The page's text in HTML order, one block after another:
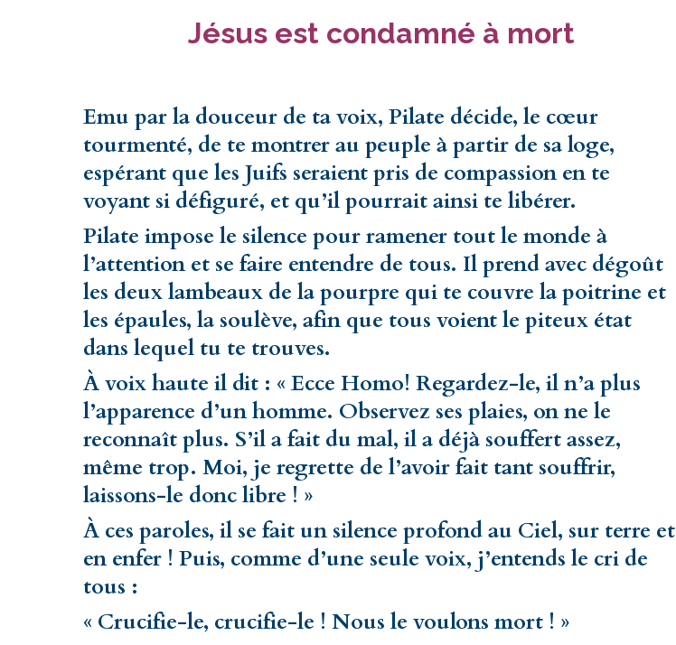
Jésus est condamné à mort
Emu par la douceur de ta voix, Pilate décide, le cœur
tourmenté, de te montrer au peuple à partir de sa loge,
espérant que les Juifs seraient pris de compassion en te
voyant si défiguré, et qu’il pourrait ainsi te libérer.
Pilate impose le silence pour ramener tout le monde à
l’attention et se faire entendre de tous. Il prend avec dégoût
les deux lambeaux de la pourpre qui te couvre la poitrine et
les épaules, la soulève, afin que tous voient le piteux état
dans lequel tu te trouves.
À voix haute il dit : « Ecce Homo! Regardez-le, il n’a plus
l’apparence d’un homme. Observez ses plaies, on ne le
reconnaît plus. S’il a fait du mal, il a déjà souffert assez,
même trop. Moi, je regrette de l’avoir fait tant souffrir,
laissons-le donc libre ! »
À ces paroles, il se fait un silence profond au Ciel, sur terre et
en enfer ! Puis, comme d’une seule voix, j’entends le cri de
tous :
« Crucifie-le, crucifie-le ! Nous le voulons mort ! »